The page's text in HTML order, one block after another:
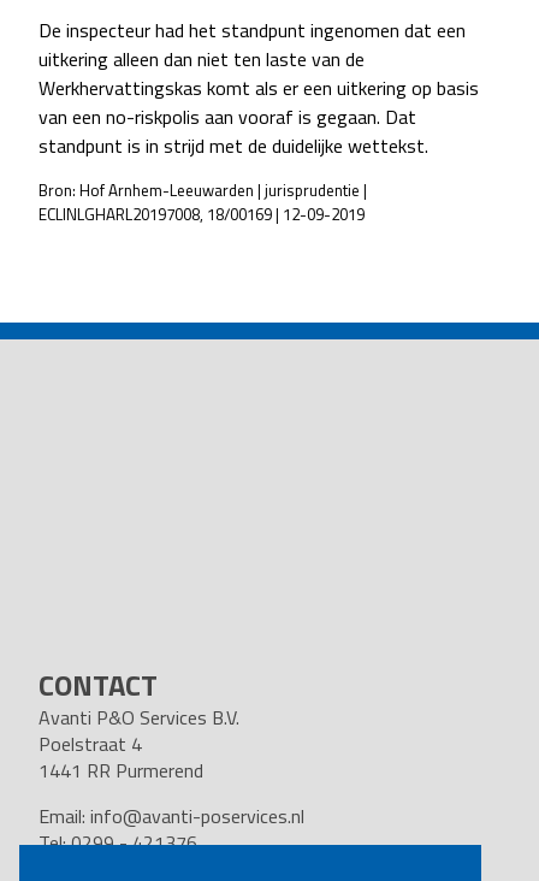
De inspecteur had het standpunt ingenomen dat een
uitkering alleen dan niet ten laste van de
Werkhervattingskas komt als er een uitkering op basis
van een no-riskpolis aan vooraf is gegaan. Dat
standpunt is in strijd met de duidelijke wettekst.
Bron: Hof Arnhem-Leeuwarden | jurisprudentie |
ECLINLGHARL20197008, 18/00169 | 12-09-2019
NAVIGATION
CONTACT
Avanti P&O Services B.V.
Poelstraat 4
1441 RR Purmerend
Email: info@avanti-poservices.nl
Tel: 0299 - 421376